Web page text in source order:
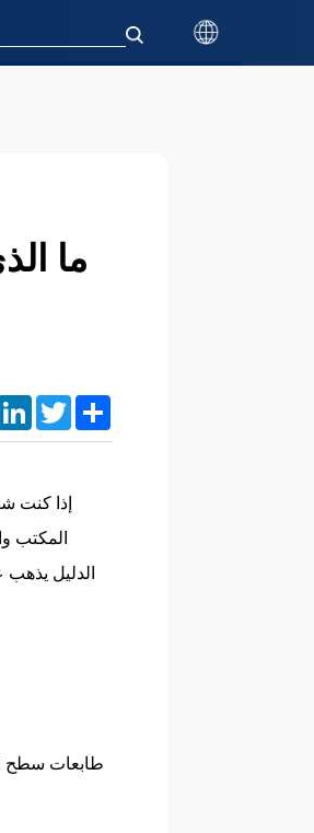
ما
FacebookLinkedIn Twitter
إذا كنت
المكتب
الدليل